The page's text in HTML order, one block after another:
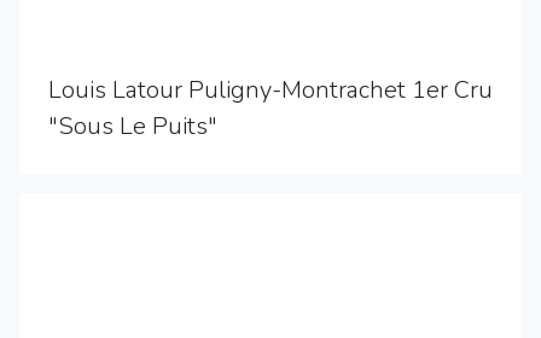
Louis Latour Puligny-Montrachet 1er Cru
"Sous Le Puits"